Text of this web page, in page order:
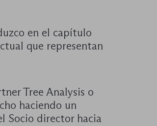
en el capítulo
que representan
Tree Analysis o
haciendo un
Socio director hacia